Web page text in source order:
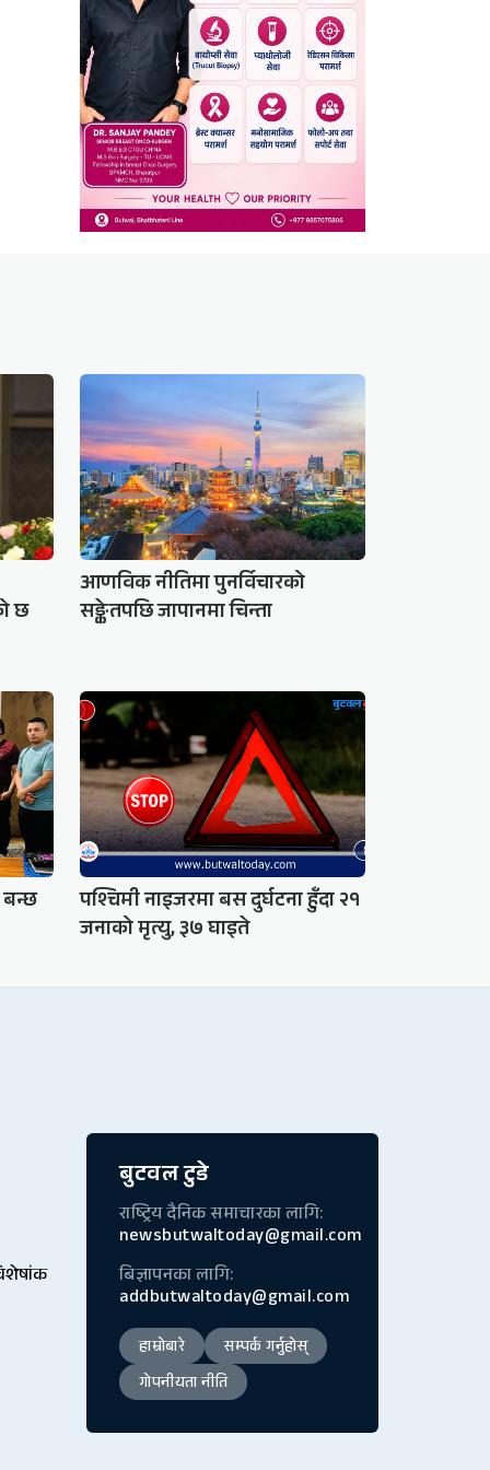
छ
आणविक नीतिमा पुनर्विचारको
सङ्केतपछि जापानमा चिन्ता
पश्चिमी नाइजरमा बस दुर्घटना हुँदा २१
जनाको मृत्यु, ३७ घाइते
बुटवल टुडे
राष्ट्रिय दैनिक समाचारका लागि:
newsbutwaltoday@gmail.com
बिज्ञापनका लागि:
addbutwaltoday@gmail.com
हाम्रोबारे
सम्पर्क गर्नुहोस्
गोपनीयता नीति